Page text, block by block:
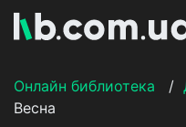
Онлайн библиотека
/
Весна